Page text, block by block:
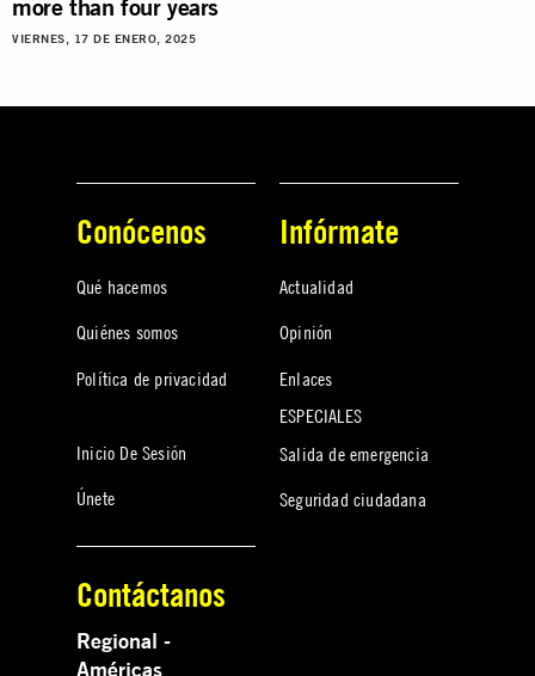
more than four years
VIERNES, 17 DE ENERO, 2025
Conócenos
Qué hacemos
Quiénes somos
Política de privacidad
Inicio De Sesión
Únete
Infórmate
Actualidad
Opinión
Enlaces
ESPECIALES
Salida de emergencia
Seguridad ciudadana
Contáctanos
Regional -
Américas